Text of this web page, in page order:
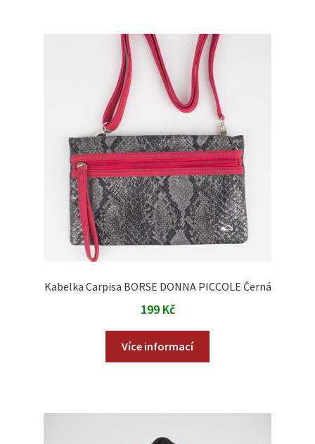
Kabelka Carpisa BORSE DONNA PICCOLE Černá
199 Kč
Více informací